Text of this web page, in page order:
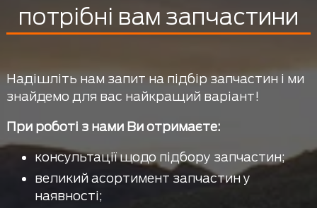
потрібні вам запчастини
Надішліть нам запит на підбір запчастин і ми
знайдемо для вас найкращий варіант!
При роботі з нами Ви отримаєте:
консультації щодо підбору запчастин;
великий асортимент запчастин у
наявності;